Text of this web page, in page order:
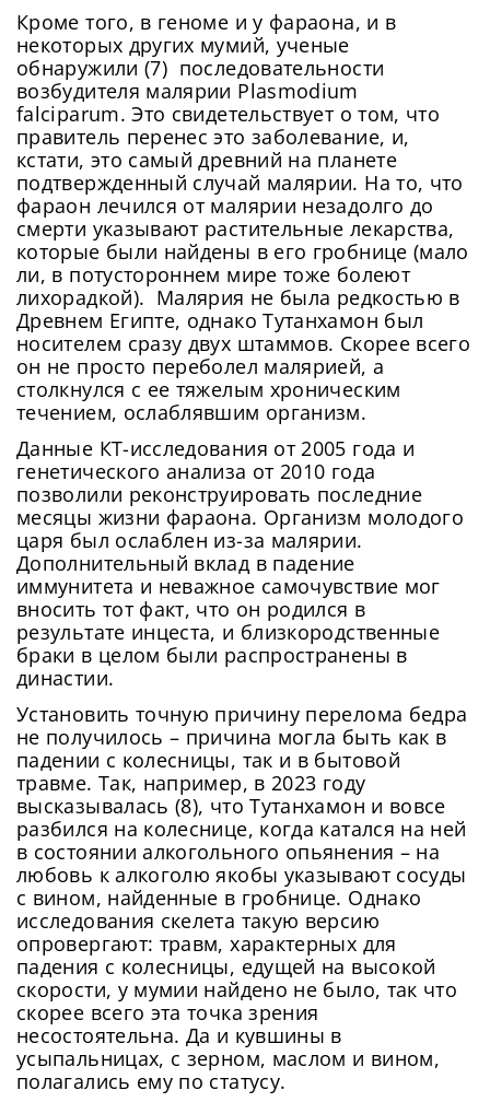
Кроме того, в геноме и у фараона, и в
некоторых других мумий, ученые
обнаружили (7) последовательности
возбудителя малярии Plasmodium
falciparum. Это свидетельствует о том, что
правитель перенес это заболевание, и,
кстати, это самый древний на планете
подтвержденный случай малярии. На то, что
фараон лечился от малярии незадолго до
смерти указывают растительные лекарства,
которые были найдены в его гробнице (мало
ли, в потустороннем мире тоже болеют
лихорадкой). Малярия не была редкостью в
Древнем Египте, однако Тутанхамон был
носителем сразу двух штаммов. Скорее всего
он не просто переболел малярией, а
столкнулся с ее тяжелым хроническим
течением, ослаблявшим организм.
Данные КТ-исследования от 2005 года и
генетического анализа от 2010 года
позволили реконструировать последние
месяцы жизни фараона. Организм молодого
царя был ослаблен из-за малярии.
Дополнительный вклад в падение
иммунитета и неважное самочувствие мог
вносить тот факт, что он родился в
результате инцеста, и близкородственные
браки в целом были распространены в
династии.
Установить точную причину перелома бедра
не получилось – причина могла быть как в
падении с колесницы, так и в бытовой
травме. Так, например, в 2023 году
высказывалась (8), что Тутанхамон и вовсе
разбился на колеснице, когда катался на ней
в состоянии алкогольного опьянения – на
любовь к алкоголю якобы указывают сосуды
с вином, найденные в гробнице. Однако
исследования скелета такую версию
опровергают: травм, характерных для
падения с колесницы, едущей на высокой
скорости, у мумии найдено не было, так что
скорее всего эта точка зрения
несостоятельна. Да и кувшины в
усыпальницах, с зерном, маслом и вином,
полагались ему по статусу.